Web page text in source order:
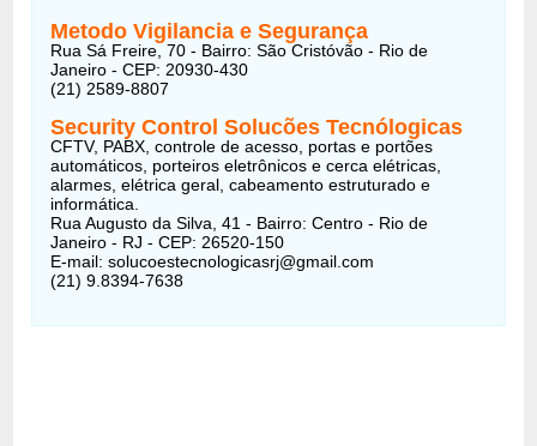
Metodo Vigilancia e Segurança
Rua Sá Freire, 70 - Bairro: São Cristóvão - Rio de
Janeiro - CEP: 20930-430
(21) 2589-8807
Security Control Solucões Tecnólogicas
CFTV, PABX, controle de acesso, portas e portões
automáticos, porteiros eletrônicos e cerca elétricas,
alarmes, elétrica geral, cabeamento estruturado e
informática.
Rua Augusto da Silva, 41 - Bairro: Centro - Rio de
Janeiro - RJ - CEP: 26520-150
E-mail: solucoestecnologicasrj@gmail.com
(21) 9.8394-7638